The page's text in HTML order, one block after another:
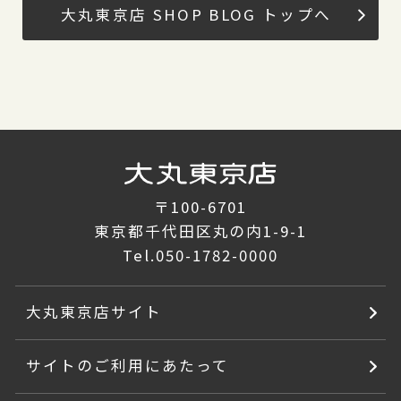
大丸東京店 SHOP BLOG トップへ
〒100-6701
東京都千代田区丸の内1-9-1
Tel.050-1782-0000
大丸東京店サイト
サイトのご利用にあたって